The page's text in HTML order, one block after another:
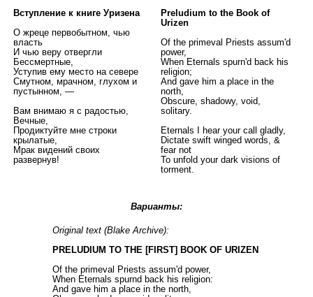
Вступление к книге Уризена
О жреце первобытном, чью
власть
И чью веру отвергли
Бессмертные,
Уступив ему место на севере
Смутном, мрачном, глухом и
пустынном, —
Вам внимаю я с радостью,
Вечные,
Продиктуйте мне строки
крылатые,
Мрак видений своих
развернув!
Preludium to the Book of
Urizen
Of the primeval Priests assum'd
power,
When Eternals spurn'd back his
religion;
And gave him a place in the
north,
Obscure, shadowy, void,
solitary.
Eternals I hear your call gladly,
Dictate swift winged words, &
fear not
To unfold your dark visions of
torment.
Варианты:
Original text (Blake Archive):
PRELUDIUM TO THE [FIRST] BOOK OF URIZEN
Of the primeval Priests assum'd power,
When Eternals spurnd back his religion:
And gave him a place in the north,